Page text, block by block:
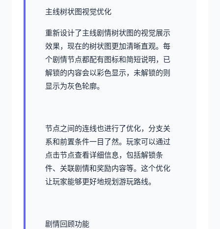
主线树状图视觉优化
重新设计了主线剧情树状图的视觉展示
效果，现在的树状图更加清晰直观。每
个剧情节点都配有图标和简短说明，已
解锁的内容会以彩色显示，未解锁的则
显示为灰色轮廓。
节点之间的连线也进行了优化，分支关
系和前置条件一目了然。玩家可以通过
点击节点查看详细信息，包括解锁条
件、关联剧情和奖励内容等。这个优化
让玩家能够更好地规划游玩路线。
剧情回顾功能